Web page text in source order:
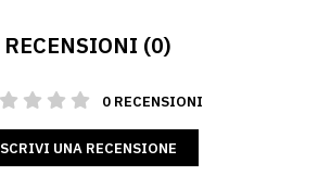
RECENSIONI (0)
0 RECENSIONI
SCRIVI UNA RECENSIONE